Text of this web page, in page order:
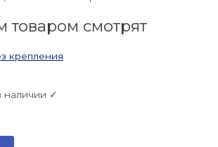
товаром смотрят
крепления
наличии ✓